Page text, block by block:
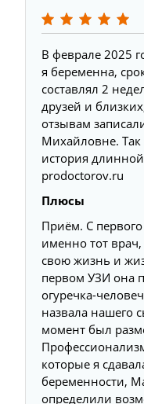
В феврале 2025
я беременна,
составлял 2
друзей и
отзывам
Михайловне. Так
история
prodoctorov.ru
Плюсы
Приём. С
именно тот
свою жизнь и
первом УЗИ она
огуречка-
назвала нашего
момент был
которые я
беременности,
определили